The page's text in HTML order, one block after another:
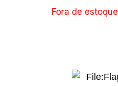
Fora de estoque